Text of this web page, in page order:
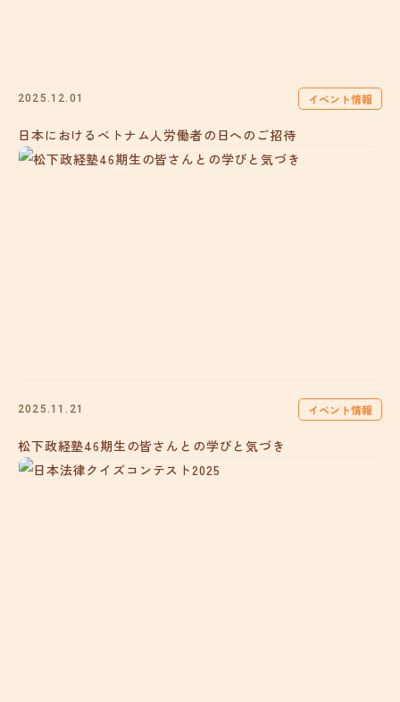
2025.12.01 イベント情報
日本におけるベトナム人労働者の日へのご招待
2025.11.21 イベント情報
松下政経塾46期生の皆さんとの学びと気づき